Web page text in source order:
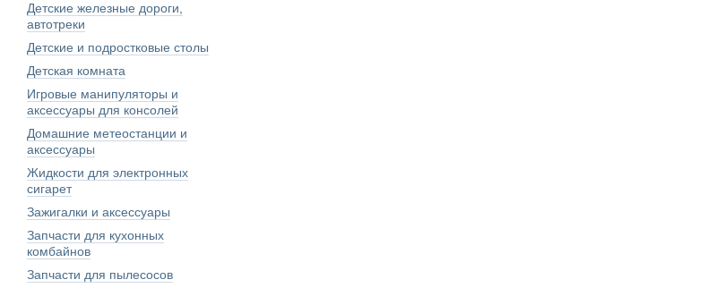
Детские железные дороги,
автотреки
Детские и подростковые столы
Детская комната
Игровые манипуляторы и
аксессуары для консолей
Домашние метеостанции и
аксессуары
Жидкости для электронных
сигарет
Зажигалки и аксессуары
Запчасти для кухонных
комбайнов
Запчасти для пылесосов